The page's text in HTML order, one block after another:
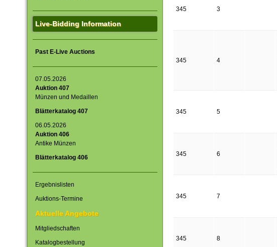
Live-Bidding Information
Past E-Live Auctions
07.05.2026
Auktion 407
Münzen und Medaillen
Blätterkatalog 407
06.05.2026
Auktion 406
Antike Münzen
Blätterkatalog 406
Ergebnislisten
Auktions-Termine
Aktuelle Angebote
Mitgliedschaften
Katalogbestellung
345 3
345 4
345 5
345 6
345 7
345 8